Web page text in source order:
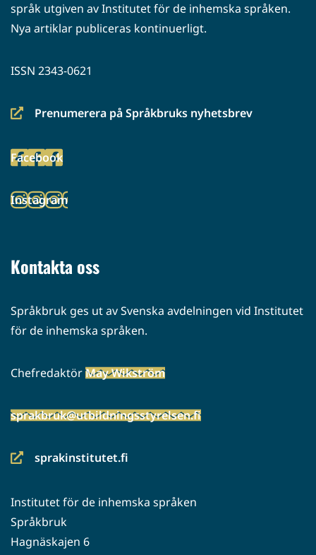
språk utgiven av Institutet för de inhemska språken.
Nya artiklar publiceras kontinuerligt.
ISSN 2343-0621
Prenumerera på Språkbruks nyhetsbrev
(siirryt
palveluun)
Facebook
(siirryt
palveluun)
Instagram
(siirryt
Kontakta oss
Språkbruk ges ut av Svenska avdelningen vid Institutet
för de inhemska språken.
ChefredaktörMay Wikström
sprakbruk@utbildningsstyrelsen.fi
sprakinstitutet.fi
(siirryt
palveluun)
Institutet för de inhemska språken
Språkbruk
Hagnäskajen 6